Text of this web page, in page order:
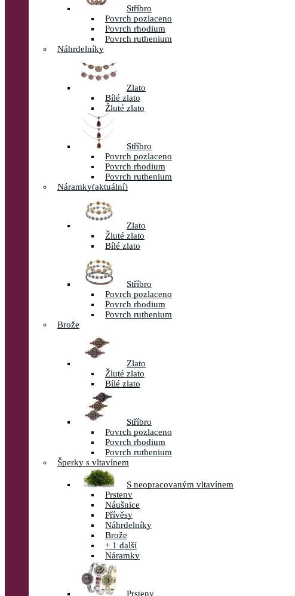
Stříbro
Povrch pozlaceno
Povrch rhodium
Povrch ruthenium
Náhrdelníky
Zlato
Bílé zlato
Žluté zlato
Stříbro
Povrch pozlaceno
Povrch rhodium
Povrch ruthenium
Náramky(aktuální)
Zlato
Žluté zlato
Bílé zlato
Stříbro
Povrch pozlaceno
Povrch rhodium
Povrch ruthenium
Brože
Zlato
Žluté zlato
Bílé zlato
Stříbro
Povrch pozlaceno
Povrch rhodium
Povrch ruthenium
Šperky s vltavínem
S neopracovaným vltavínem
Prsteny
Náušnice
Přívěsy
Náhrdelníky
Brože
+ 1 další
Náramky
Prsteny